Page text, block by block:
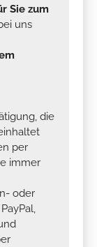
Sie zum
uns
die
per
immer
oder